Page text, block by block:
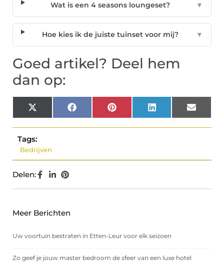
Wat is een 4 seasons loungeset? ▼
Hoe kies ik de juiste tuinset voor mij? ▼
Goed artikel? Deel hem
dan op:
X
(Twitter)
Facebook Pinterest LinkedIn Email
Tags:
Bedrijven
Delen:
Meer Berichten
Uw voortuin bestraten in Etten-Leur voor elk seizoen
Zo geef je jouw master bedroom de sfeer van een luxe hotel